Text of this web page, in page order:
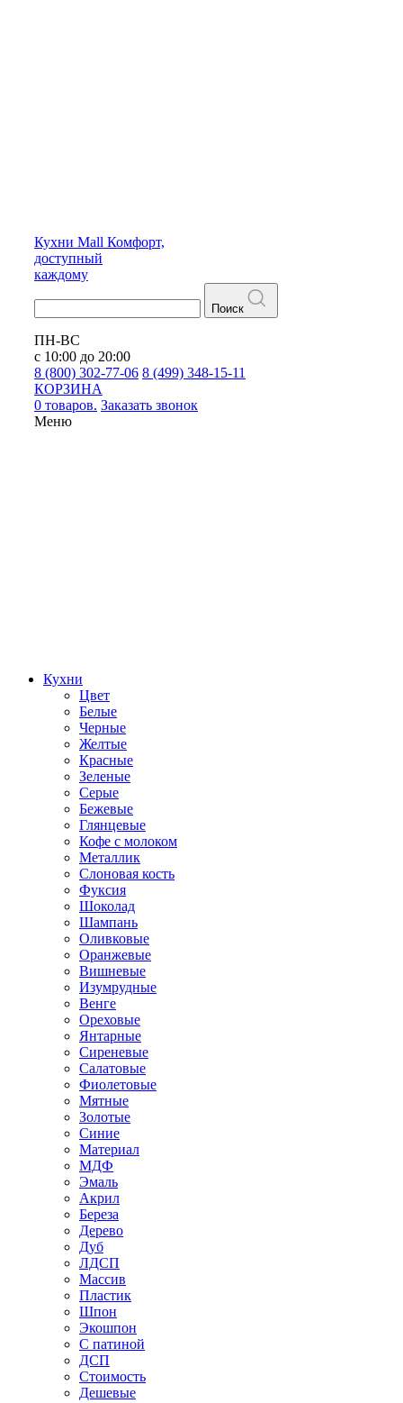
Кухни Mall Комфорт,
доступный
каждому
Поиск
ПН-ВС
с 10:00 до 20:00
8 (800) 302-77-06 8 (499) 348-15-11
КОРЗИНА
0 товаров. Заказать звонок
Меню
Кухни
Цвет
Белые
Черные
Желтые
Красные
Зеленые
Серые
Бежевые
Глянцевые
Кофе с молоком
Металлик
Слоновая кость
Фуксия
Шоколад
Шампань
Оливковые
Оранжевые
Вишневые
Изумрудные
Венге
Ореховые
Янтарные
Сиреневые
Салатовые
Фиолетовые
Мятные
Золотые
Синие
Материал
МДФ
Эмаль
Акрил
Береза
Дерево
Дуб
ЛДСП
Массив
Пластик
Шпон
Экошпон
С патиной
ДСП
Стоимость
Дешевые